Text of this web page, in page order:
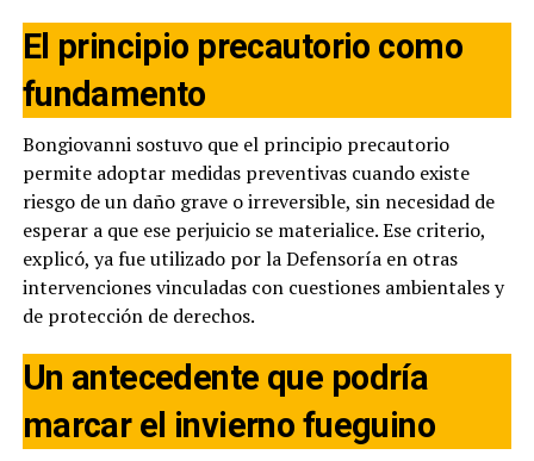
El principio precautorio como
fundamento
Bongiovanni sostuvo que el principio precautorio
permite adoptar medidas preventivas cuando existe
riesgo de un daño grave o irreversible, sin necesidad de
esperar a que ese perjuicio se materialice. Ese criterio,
explicó, ya fue utilizado por la Defensoría en otras
intervenciones vinculadas con cuestiones ambientales y
de protección de derechos.
Un antecedente que podría
marcar el invierno fueguino